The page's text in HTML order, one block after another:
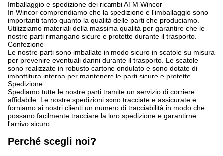
Imballaggio e spedizione dei ricambi ATM Wincor
In Wincor comprendiamo che la spedizione e l'imballaggio sono
importanti tanto quanto la qualità delle parti che produciamo.
Utilizziamo materiali della massima qualità per garantire che le
nostre parti rimangano sicure e protette durante il trasporto.
Confezione
Le nostre parti sono imballate in modo sicuro in scatole su misura
per prevenire eventuali danni durante il trasporto. Le scatole
sono realizzate in robusto cartone ondulato e sono dotate di
imbottitura interna per mantenere le parti sicure e protette.
Spedizione
Spediamo tutte le nostre parti tramite un servizio di corriere
affidabile. Le nostre spedizioni sono tracciate e assicurate e
forniamo ai nostri clienti un numero di tracciabilità in modo che
possano facilmente tracciare la loro spedizione e garantirne
l'arrivo sicuro.
Perché scegli noi?